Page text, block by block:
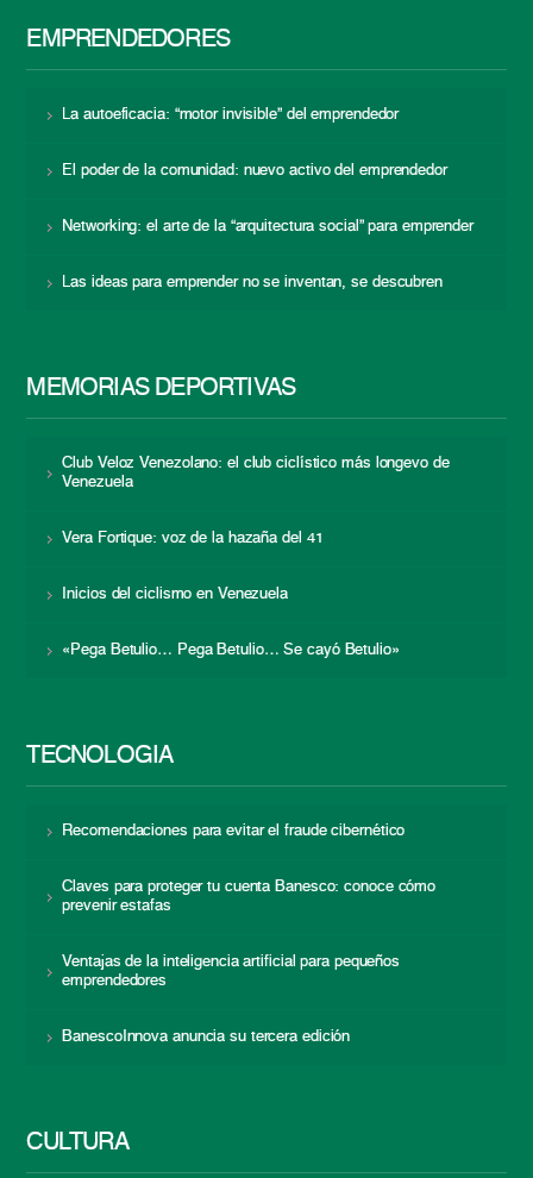
EMPRENDEDORES
La autoeficacia: “motor invisible” del emprendedor
El poder de la comunidad: nuevo activo del emprendedor
Networking: el arte de la “arquitectura social” para emprender
Las ideas para emprender no se inventan, se descubren
MEMORIAS DEPORTIVAS
Club Veloz Venezolano: el club ciclístico más longevo de
Venezuela
Vera Fortique: voz de la hazaña del 41
Inicios del ciclismo en Venezuela
«Pega Betulio… Pega Betulio… Se cayó Betulio»
TECNOLOGÍA
Recomendaciones para evitar el fraude cibernético
Claves para proteger tu cuenta Banesco: conoce cómo
prevenir estafas
Ventajas de la inteligencia artificial para pequeños
emprendedores
BanescoInnova anuncia su tercera edición
CULTURA